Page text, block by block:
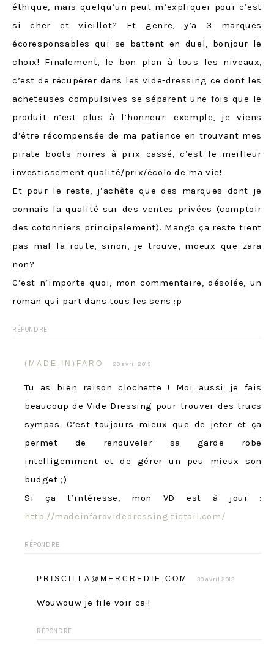
éthique, mais quelqu’un peut m’expliquer pour c’est
si cher et vieillot? Et genre, y’a 3 marques
écoresponsables qui se battent en duel, bonjour le
choix! Finalement, le bon plan à tous les niveaux,
c’est de récupérer dans les vide-dressing ce dont les
acheteuses compulsives se séparent une fois que le
produit n’est plus à l’honneur: exemple, je viens
d’étre récompensée de ma patience en trouvant mes
pirate boots noires à prix cassé, c’est le meilleur
investissement qualité/prix/écolo de ma vie!
Et pour le reste, j’achète que des marques dont je
connais la qualité sur des ventes privées (comptoir
des cotonniers principalement). Mango ça reste tient
pas mal la route, sinon, je trouve, moeux que zara
non?
C’est n’importe quoi, mon commentaire, désolée, un
roman qui part dans tous les sens :p
RÉPONDRE
(MADE IN)FARO 29 avril 2013
Tu as bien raison clochette ! Moi aussi je fais
beaucoup de Vide-Dressing pour trouver des trucs
sympas. C’est toujours mieux que de jeter et ça
permet de renouveler sa garde robe
intelligemment et de gérer un peu mieux son
budget ;)
Si ça t’intéresse, mon VD est à jour :
http://madeinfarovidedressing.tictail.com/
RÉPONDRE
PRISCILLA@MERCREDIE.COM 30 avril 2013
Wouwouw je file voir ca !
RÉPONDRE